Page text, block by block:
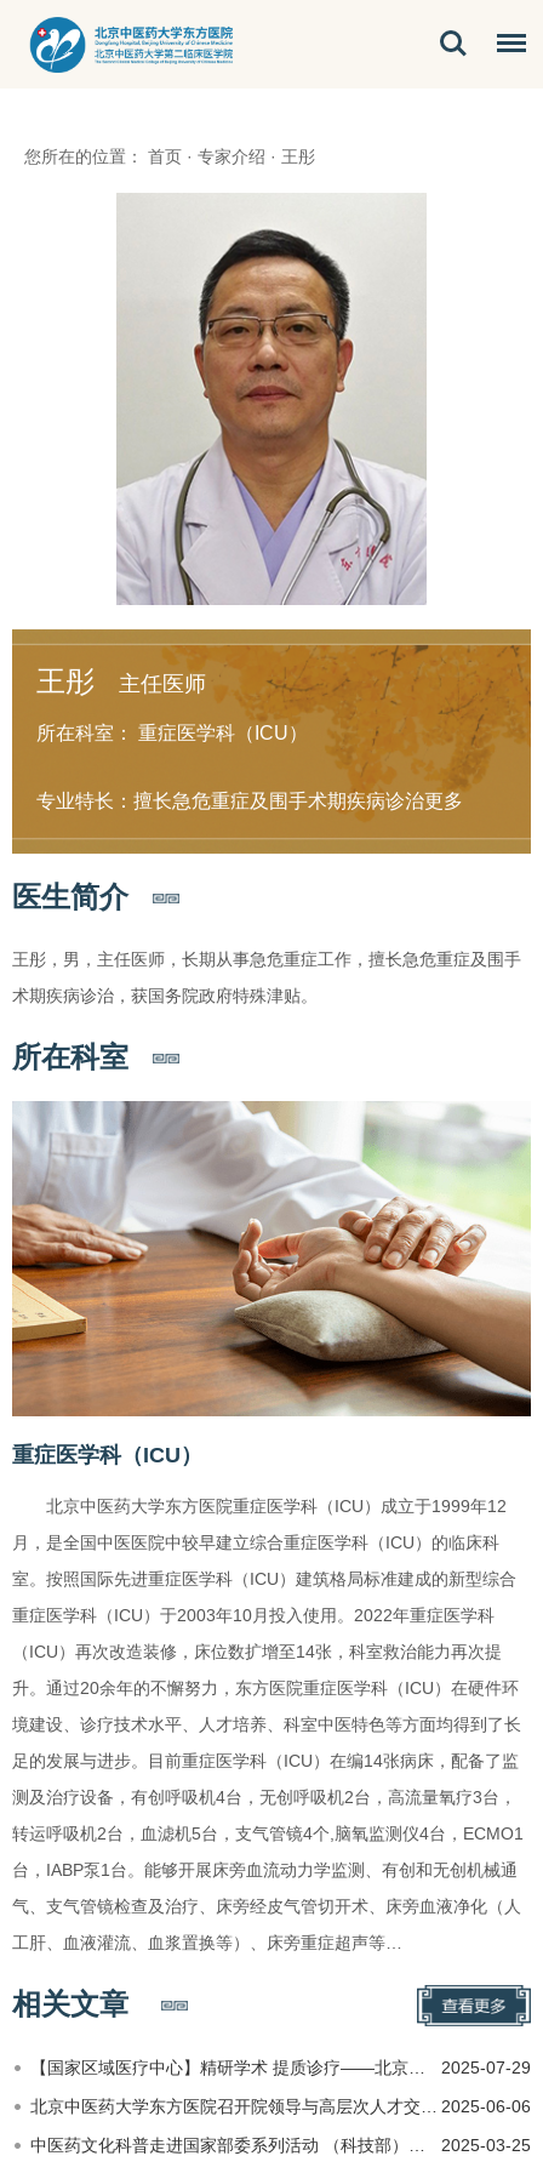
您所在的位置： 首页 · 专家介绍 · 王彤
王彤 主任医师
所在科室： 重症医学科（ICU）
专业特长：擅长急危重症及围手术期疾病诊治更多
医生简介
王彤，男，主任医师，长期从事急危重症工作，擅长急危重症及围手
术期疾病诊治，获国务院政府特殊津贴。
所在科室
重症医学科（ICU）
北京中医药大学东方医院重症医学科（ICU）成立于1999年12
月，是全国中医医院中较早建立综合重症医学科（ICU）的临床科
室。按照国际先进重症医学科（ICU）建筑格局标准建成的新型综合
重症医学科（ICU）于2003年10月投入使用。2022年重症医学科
（ICU）再次改造装修，床位数扩增至14张，科室救治能力再次提
升。通过20余年的不懈努力，东方医院重症医学科（ICU）在硬件环
境建设、诊疗技术水平、人才培养、科室中医特色等方面均得到了长
足的发展与进步。目前重症医学科（ICU）在编14张病床，配备了监
测及治疗设备，有创呼吸机4台，无创呼吸机2台，高流量氧疗3台，
转运呼吸机2台，血滤机5台，支气管镜4个,脑氧监测仪4台，ECMO1
台，IABP泵1台。能够开展床旁血流动力学监测、有创和无创机械通
气、支气管镜检查及治疗、床旁经皮气管切开术、床旁血液净化（人
工肝、血液灌流、血浆置换等）、床旁重症超声等…
相关文章
2025-07-29
【国家区域医疗中心】精研学术 提质诊疗——北京中医药大学东方医院国家区域医疗中心学术交流会成功举办
2025-06-06
北京中医药大学东方医院召开院领导与高层次人才交流座谈会，共绘人才强院新蓝图
2025-03-25
中医药文化科普走进国家部委系列活动 （科技部）成功举办